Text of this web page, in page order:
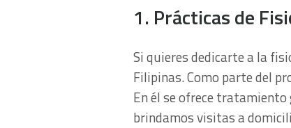
1. Prácticas de
Si quieres dedicarte a la
Filipinas. Como parte del
En él se ofrece tratamiento
brindamos visitas a